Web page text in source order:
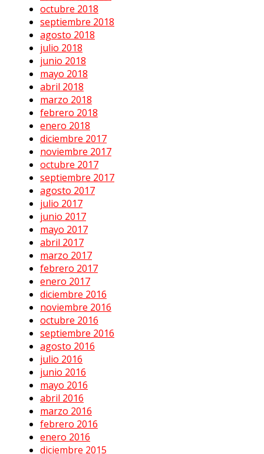
octubre 2018
septiembre 2018
agosto 2018
julio 2018
junio 2018
mayo 2018
abril 2018
marzo 2018
febrero 2018
enero 2018
diciembre 2017
noviembre 2017
octubre 2017
septiembre 2017
agosto 2017
julio 2017
junio 2017
mayo 2017
abril 2017
marzo 2017
febrero 2017
enero 2017
diciembre 2016
noviembre 2016
octubre 2016
septiembre 2016
agosto 2016
julio 2016
junio 2016
mayo 2016
abril 2016
marzo 2016
febrero 2016
enero 2016
diciembre 2015